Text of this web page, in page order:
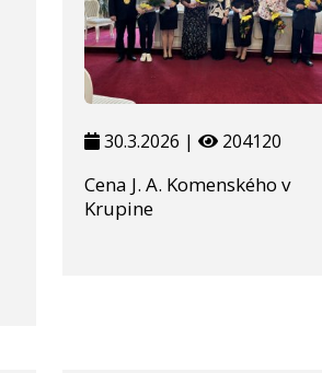
30.3.2026 | 204120
Cena J. A. Komenského v
Krupine